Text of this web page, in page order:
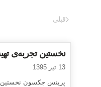
قبلی
نخستین تجربه‌ی
13 تیر 1395
پرینس جکسون